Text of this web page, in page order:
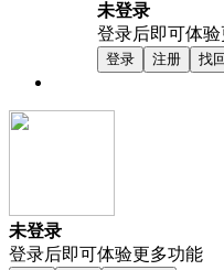
未登录
登录后即可体
登录 注册 找
未登录
登录后即可体验更多功能